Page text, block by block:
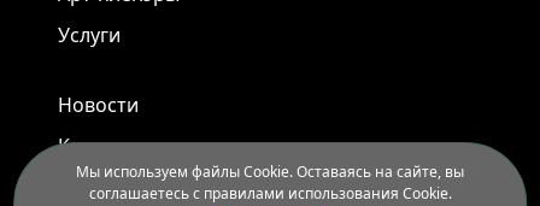
Услуги
Новости
Контакты
Доставка и правила вывоза
Мы используем файлы Cookie. Оставаясь на сайте, вы
соглашаетесь с правилами использования Cookie.